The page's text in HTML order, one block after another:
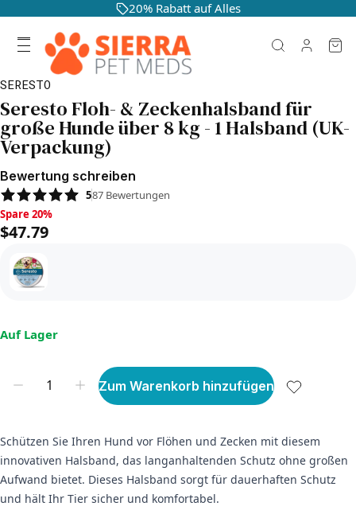
20% Rabatt auf Alles
SERESTO
Seresto Floh- & Zeckenhalsband für
große Hunde über 8 kg - 1 Halsband (UK-
Verpackung)
Bewertung schreiben
587 Bewertungen
Spare 20%, $47.79
Spare 20%
$47.79
Auf Lager
Zum Warenkorb hinzufügen
Schützen Sie Ihren Hund vor Flöhen und Zecken mit diesem
innovativen Halsband, das langanhaltenden Schutz ohne großen
Aufwand bietet. Dieses Halsband sorgt für dauerhaften Schutz
und hält Ihr Tier sicher und komfortabel.